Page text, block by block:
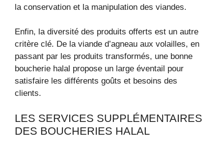
la conservation et la manipulation des viandes.
Enfin, la diversité des produits offerts est un autre
critère clé. De la viande d’agneau aux volailles, en
passant par les produits transformés, une bonne
boucherie halal propose un large éventail pour
satisfaire les différents goûts et besoins des
clients.
LES SERVICES SUPPLÉMENTAIRES
DES BOUCHERIES HALAL